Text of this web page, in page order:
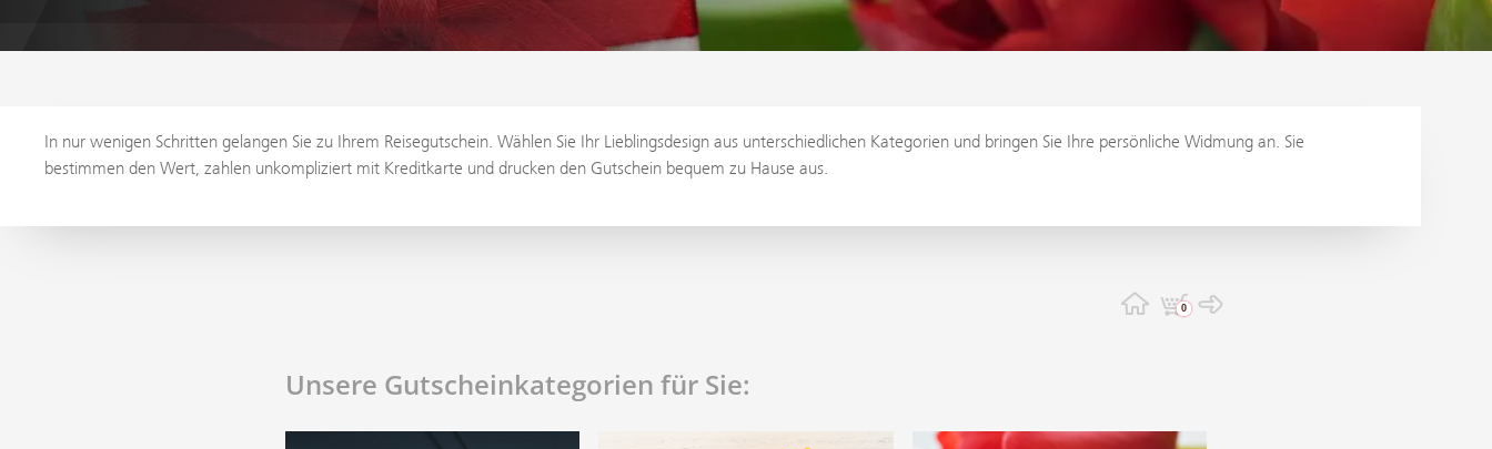
In nur wenigen Schritten gelangen Sie zu Ihrem Reisegutschein. Wählen Sie Ihr Lieblingsdesign aus unterschiedlichen Kategorien und bringen Sie Ihre persönliche Widmung an. Sie
bestimmen den Wert, zahlen unkompliziert mit Kreditkarte und drucken den Gutschein bequem zu Hause aus.